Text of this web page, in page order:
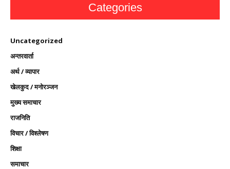
Categories
Uncategorized
अन्तरवार्ता
अर्थ / व्यापार
खेलकुद / मनोरञ्जन
मुख्य समाचार
राजनिति
विचार / विश्लेषण
शिक्षा
समाचार